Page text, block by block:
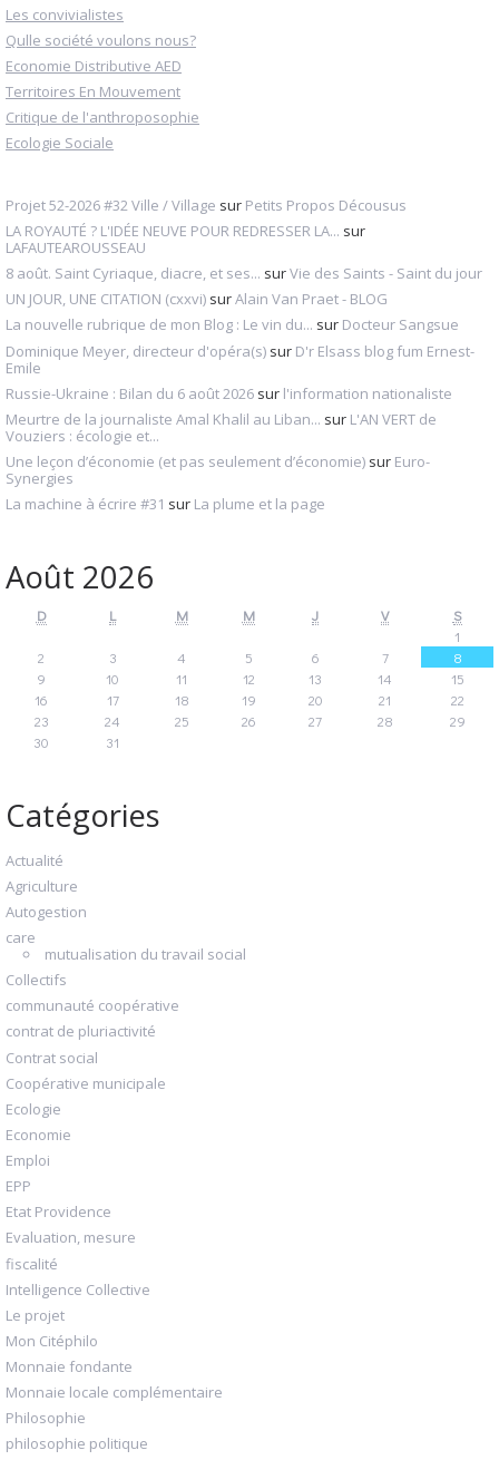
Les convivialistes
Qulle société voulons nous?
Economie Distributive AED
Territoires En Mouvement
Critique de l'anthroposophie
Ecologie Sociale
Projet 52-2026 #32 Ville / Village sur Petits Propos Décousus
LA ROYAUTÉ ? L'IDÉE NEUVE POUR REDRESSER LA... sur
LAFAUTEAROUSSEAU
8 août. Saint Cyriaque, diacre, et ses... surVie des Saints - Saint du jour
UN JOUR, UNE CITATION (cxxvi) surAlain Van Praet - BLOG
La nouvelle rubrique de mon Blog : Le vin du... sur Docteur Sangsue
Dominique Meyer, directeur d'opéra(s) sur D'r Elsass blog fum Ernest-
Emile
Russie-Ukraine : Bilan du 6 août 2026 sur l'information nationaliste
Meurtre de la journaliste Amal Khalil au Liban... sur L'AN VERT de
Vouziers : écologie et...
Une leçon d’économie (et pas seulement d’économie) sur Euro-
Synergies
La machine à écrire #31 sur La plume et la page
Août 2026
D L M M J V
S
1
2
3 4 5 6 7
8
9
10 11 12 13 14
15
16
17 18 19 20 21
22
23
24 25 26 27 28
29
30
31
Catégories
Actualité
Agriculture
Autogestion
care
mutualisation du travail social
Collectifs
communauté coopérative
contrat de pluriactivité
Contrat social
Coopérative municipale
Ecologie
Economie
Emploi
EPP
Etat Providence
Evaluation, mesure
fiscalité
Intelligence Collective
Le projet
Mon Citéphilo
Monnaie fondante
Monnaie locale complémentaire
Philosophie
philosophie politique